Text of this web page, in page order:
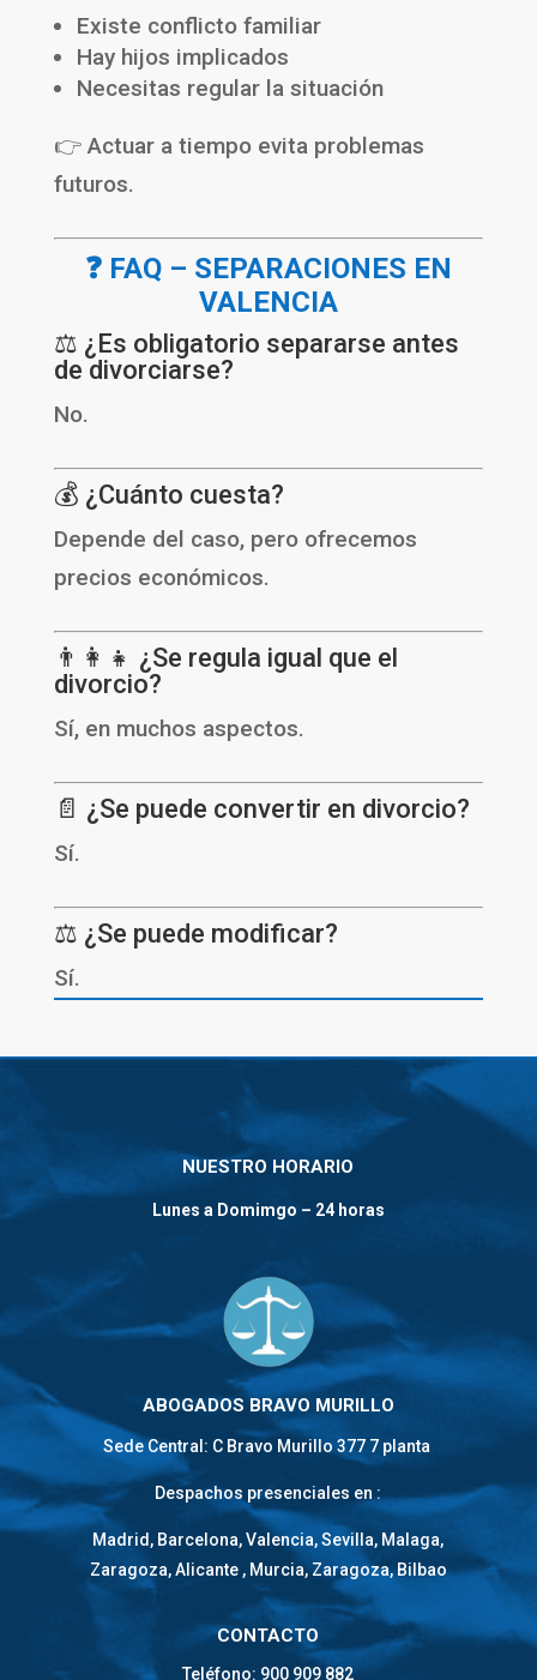
Existe conflicto familiar
Hay hijos implicados
Necesitas regular la situación
👉 Actuar a tiempo evita problemas
futuros.
❓ FAQ – SEPARACIONES EN
VALENCIA
⚖️ ¿Es obligatorio separarse antes
de divorciarse?
No.
💰 ¿Cuánto cuesta?
Depende del caso, pero ofrecemos
precios económicos.
👨‍👩‍👧 ¿Se regula igual que el
divorcio?
Sí, en muchos aspectos.
📄 ¿Se puede convertir en divorcio?
Sí.
⚖️ ¿Se puede modificar?
Sí.
NUESTRO HORARIO
Lunes a Domimgo – 24 horas
ABOGADOS BRAVO MURILLO
Sede Central: C Bravo Murillo 377 7 planta
Despachos presenciales en :
Madrid, Barcelona, Valencia, Sevilla, Malaga,
Zaragoza, Alicante , Murcia, Zaragoza, Bilbao
CONTACTO
Teléfono: 900 909 882